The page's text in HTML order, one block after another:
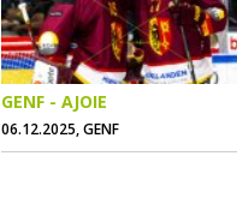
GENF - AJOIE
06.12.2025, GENF